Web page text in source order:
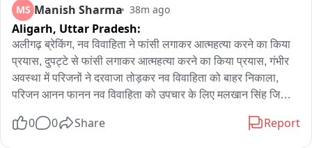
MS Manish Sharma 38m ago
Aligarh, Uttar Pradesh:
अलीगढ़ ब्रेकिंग, नव विवाहिता ने फांसी लगाकर आत्महत्या करने का किया
प्रयास, दुपट्टे से फांसी लगाकर आत्महत्या करने का किया प्रयास, गंभीर
अवस्था में परिजनों ने दरवाजा तोड़कर नव विवाहिता को बाहर निकाला,
परिजन आनन फानन नव विवाहिता को उपचार के लिए मलखान सिंह जिला
कॉलेज के लिए किया रेफर, अलीगढ़ के थाना गांधी पार्क के इलाके के
0 0 Share Report